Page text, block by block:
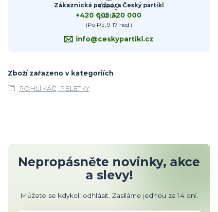
Zákaznická podpora Český partikl
+420 605 320 000
(Po-Pá, 9-17 hod.)
info@ceskypartikl.cz
Zboží zařazeno v kategoriích
ROHLÍKÁČ, PELETKY
Nepropásněte novinky, akce
a slevy!
Můžete se kdykoli odhlásit. Zasíláme jednou za 14 dní.